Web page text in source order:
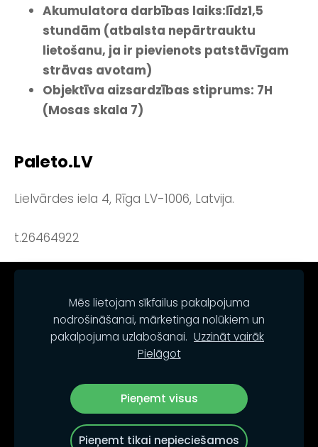
Paleto.LV
Lielvārdes iela 4, Rīga LV-1006, Latvija.
t.26464922
Akumulatora darbības laiks:līdz1,5
stundām (atbalsta nepārtrauktu
lietošanu, ja ir pievienots patstāvīgam
strāvas avotam)
Objektīva aizsardzības stiprums: 7H
(Mosas skala 7)
© PALETO.LV
Mēs lietojam sīkfailus pakalpojuma
nodrošināšanai, mārketinga nolūkiem un
pakalpojuma uzlabošanai. Uzzināt vairāk
Pielāgot
Pieņemt visus
Pieņemt tikai nepieciešamos